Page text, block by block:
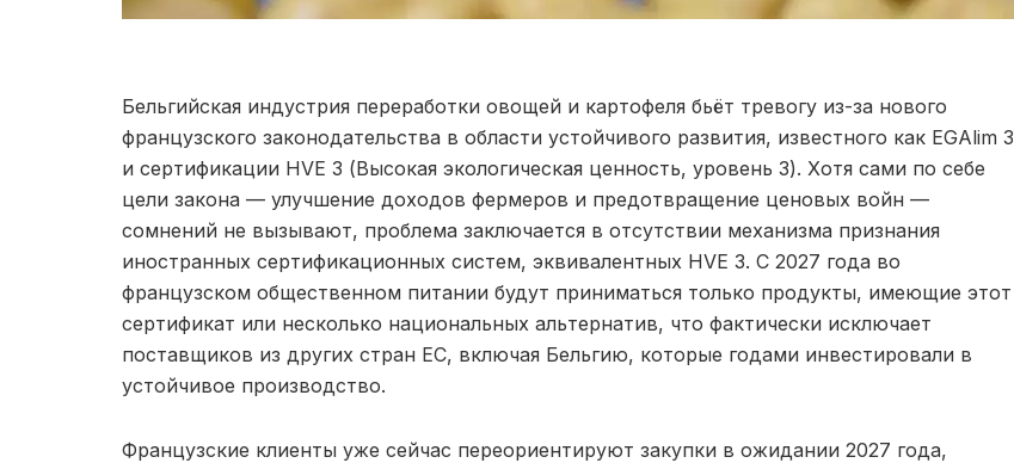
Бельгийская индустрия переработки овощей и картофеля бьёт тревогу из-за нового
французского законодательства в области устойчивого развития, известного как EGAlim 3
и сертификации HVE 3 (Высокая экологическая ценность, уровень 3). Хотя сами по себе
цели закона — улучшение доходов фермеров и предотвращение ценовых войн —
сомнений не вызывают, проблема заключается в отсутствии механизма признания
иностранных сертификационных систем, эквивалентных HVE 3. С 2027 года во
французском общественном питании будут приниматься только продукты, имеющие этот
сертификат или несколько национальных альтернатив, что фактически исключает
поставщиков из других стран ЕС, включая Бельгию, которые годами инвестировали в
устойчивое производство.
Французские клиенты уже сейчас переориентируют закупки в ожидании 2027 года,